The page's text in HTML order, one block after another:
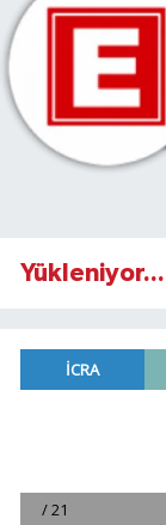
Yükleniyor...